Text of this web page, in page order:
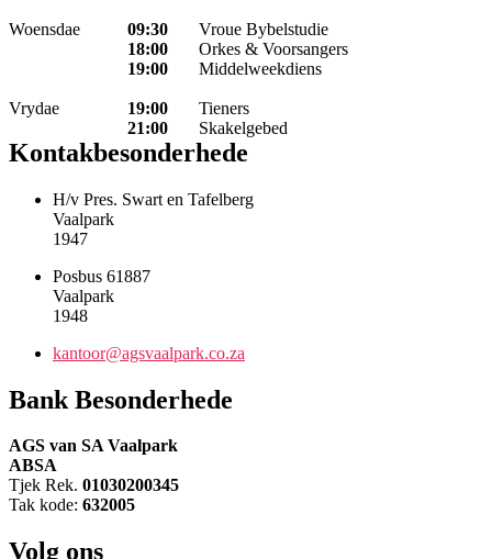
Woensdae
Vrydae
09:30
18:00
19:00
19:00
21:00
Vroue Bybelstudie
Orkes & Voorsangers
Middelweekdiens
Tieners
Skakelgebed
Kontakbesonderhede
H/v Pres. Swart en Tafelberg
Vaalpark
1947
Posbus 61887
Vaalpark
1948
kantoor@agsvaalpark.co.za
Bank Besonderhede
AGS van SA Vaalpark
ABSA
Tjek Rek. 01030200345
Tak kode: 632005
Volg ons